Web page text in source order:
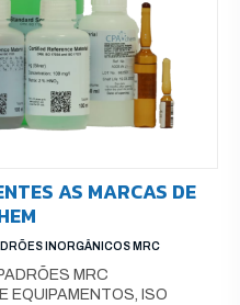
AS MARCAS DE
INORGÂNICOS MRC
MRC
EQUIPAMENTOS, ISO